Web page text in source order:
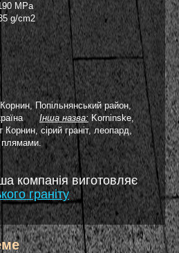
MPa
g/cm2
Попільнянський район,
Інша назва: Korninske,
Корнин, сірий граніт, леопард,
плямами.
компанія виготовляє
граніту